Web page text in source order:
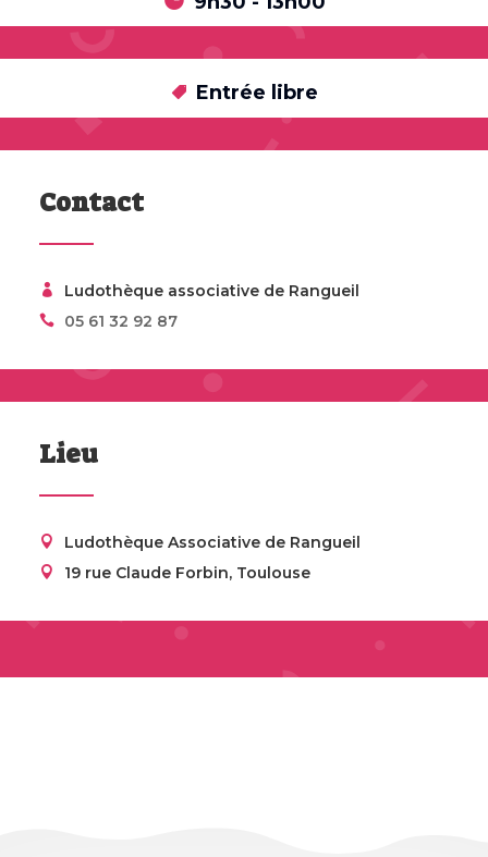
Entrée libre
Contact
Ludothèque associative de Rangueil
05 61 32 92 87
Lieu
Ludothèque Associative de Rangueil
19 rue Claude Forbin, Toulouse